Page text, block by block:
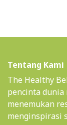
Tentang Kami
The Healthy
pencinta
menemukan
menginspirasi